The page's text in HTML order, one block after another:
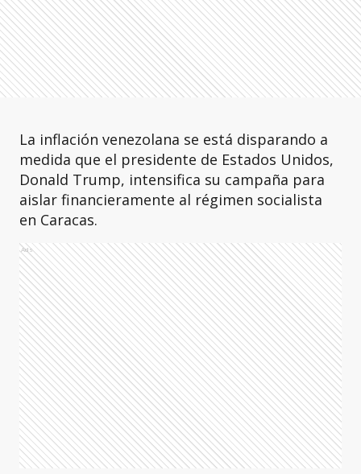
La inflación venezolana se está disparando a
medida que el presidente de Estados Unidos,
Donald Trump, intensifica su campaña para
aislar financieramente al régimen socialista
en Caracas.
Ads